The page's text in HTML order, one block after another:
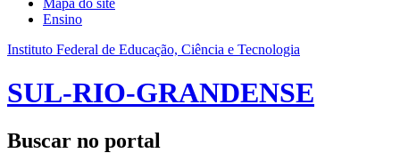
Ensino
Instituto Federal de Educação, Ciência e Tecnologia
SUL-RIO-GRANDENSE
Buscar no portal